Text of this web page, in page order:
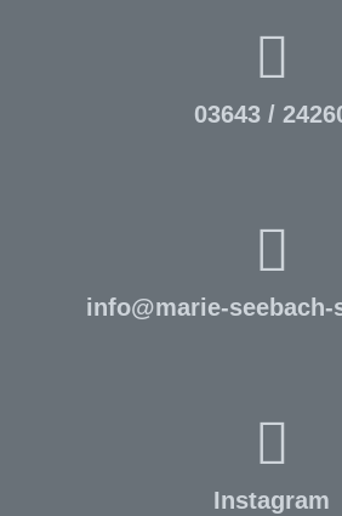
03643 /
info@marie-
Instagram